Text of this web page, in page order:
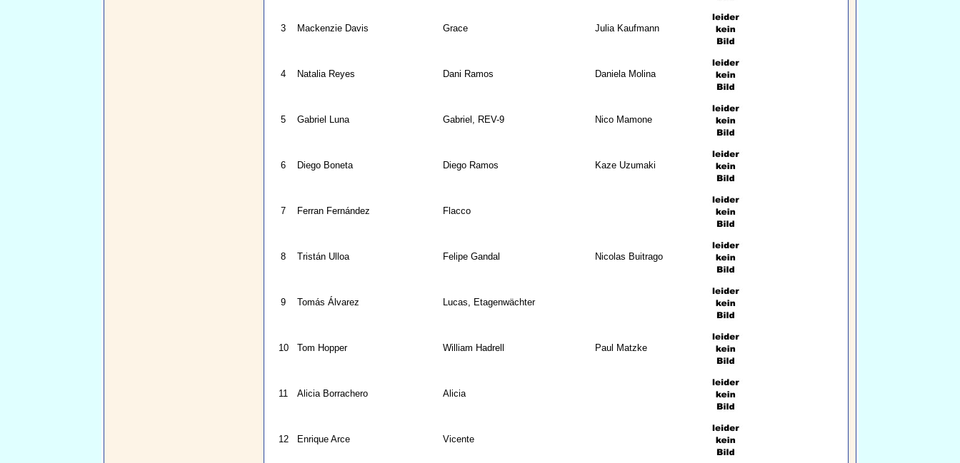
3 Mackenzie Davis Grace Julia Kaufmann
4 Natalia Reyes Dani Ramos Daniela Molina
5 Gabriel Luna Gabriel, REV-9 Nico Mamone
6 Diego Boneta Diego Ramos Kaze Uzumaki
7 Ferran Fernández Flacco
8 Tristán Ulloa Felipe Gandal Nicolas Buitrago
9 Tomás Álvarez Lucas, Etagenwächter
10 Tom Hopper William Hadrell Paul Matzke
11 Alicia Borrachero Alicia
12 Enrique Arce Vicente